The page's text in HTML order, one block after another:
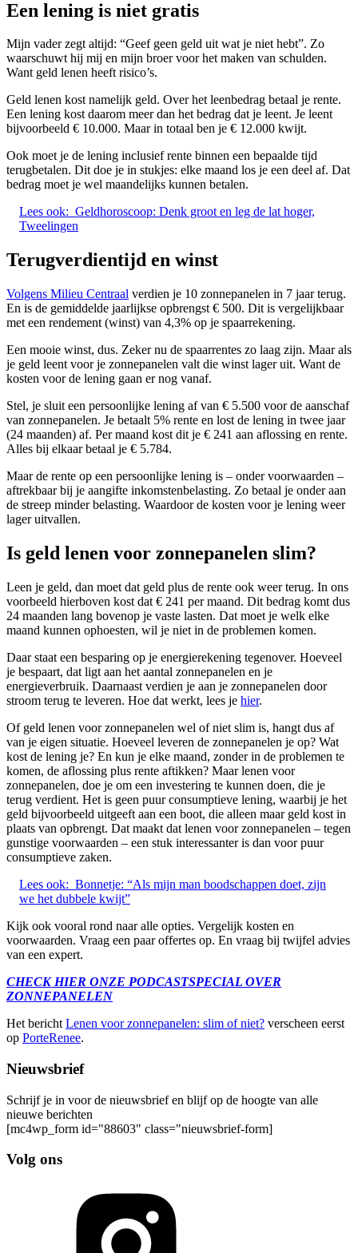
Een lening is niet gratis
Mijn vader zegt altijd: “Geef geen geld uit wat je niet hebt”. Zo
waarschuwt hij mij en mijn broer voor het maken van schulden.
Want geld lenen heeft risico’s.
Geld lenen kost namelijk geld. Over het leenbedrag betaal je rente.
Een lening kost daarom meer dan het bedrag dat je leent. Je leent
bijvoorbeeld € 10.000. Maar in totaal ben je € 12.000 kwijt.
Ook moet je de lening inclusief rente binnen een bepaalde tijd
terugbetalen. Dit doe je in stukjes: elke maand los je een deel af. Dat
bedrag moet je wel maandelijks kunnen betalen.
Lees ook: Geldhoroscoop: Denk groot en leg de lat hoger,
Tweelingen
Terugverdientijd en winst
Volgens Milieu Centraal verdien je 10 zonnepanelen in 7 jaar terug.
En is de gemiddelde jaarlijkse opbrengst € 500. Dit is vergelijkbaar
met een rendement (winst) van 4,3% op je spaarrekening.
Een mooie winst, dus. Zeker nu de spaarrentes zo laag zijn. Maar als
je geld leent voor je zonnepanelen valt die winst lager uit. Want de
kosten voor de lening gaan er nog vanaf.
Stel, je sluit een persoonlijke lening af van € 5.500 voor de aanschaf
van zonnepanelen. Je betaalt 5% rente en lost de lening in twee jaar
(24 maanden) af. Per maand kost dit je € 241 aan aflossing en rente.
Alles bij elkaar betaal je € 5.784.
Maar de rente op een persoonlijke lening is – onder voorwaarden –
aftrekbaar bij je aangifte inkomstenbelasting. Zo betaal je onder aan
de streep minder belasting. Waardoor de kosten voor je lening weer
lager uitvallen.
Is geld lenen voor zonnepanelen slim?
Leen je geld, dan moet dat geld plus de rente ook weer terug. In ons
voorbeeld hierboven kost dat € 241 per maand. Dit bedrag komt dus
24 maanden lang bovenop je vaste lasten. Dat moet je welk elke
maand kunnen ophoesten, wil je niet in de problemen komen.
Daar staat een besparing op je energierekening tegenover. Hoeveel
je bespaart, dat ligt aan het aantal zonnepanelen en je
energieverbruik. Daarnaast verdien je aan je zonnepanelen door
stroom terug te leveren. Hoe dat werkt, lees je hier.
Of geld lenen voor zonnepanelen wel of niet slim is, hangt dus af
van je eigen situatie. Hoeveel leveren de zonnepanelen je op? Wat
kost de lening je? En kun je elke maand, zonder in de problemen te
komen, de aflossing plus rente aftikken? Maar lenen voor
zonnepanelen, doe je om een investering te kunnen doen, die je
terug verdient. Het is geen puur consumptieve lening, waarbij je het
geld bijvoorbeeld uitgeeft aan een boot, die alleen maar geld kost in
plaats van opbrengt. Dat maakt dat lenen voor zonnepanelen – tegen
gunstige voorwaarden – een stuk interessanter is dan voor puur
consumptieve zaken.
Lees ook: Bonnetje: “Als mijn man boodschappen doet, zijn
we het dubbele kwijt”
Kijk ook vooral rond naar alle opties. Vergelijk kosten en
voorwaarden. Vraag een paar offertes op. En vraag bij twijfel advies
van een expert.
CHECK HIER ONZE PODCASTSPECIAL OVER
ZONNEPANELEN
Het bericht Lenen voor zonnepanelen: slim of niet? verscheen eerst
op PorteRenee.
Nieuwsbrief
Schrijf je in voor de nieuwsbrief en blijf op de hoogte van alle
nieuwe berichten
[mc4wp_form id="88603" class="nieuwsbrief-form]
Volg ons